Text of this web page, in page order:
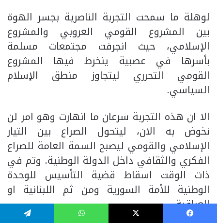
لوهلة ما سمحت التجربة الناصرية بجسر الهوة
بين المشروع القومي العروبي والمشروع
الإسلامي، حيث انجرفت مجتمعات مسلمة
بأسرها في عصبية ينخرط فيها المشروع
القومي التحرري ليتجاوز منطق الإسلام
السياسي.
الا ان هذه التجربة سرعان ما انهارت وهو امر لن
نخوض به الان، ليتحول الصراع بين التيار
الإسلامي والقومي ليصبح السمة العامة للصراع
الفكري والثقافي داخل الدولة الوطنية. وتم في
ذات الوقت اسقاط قضية التأسيس للوحدة
الوطنية للأمة السورية ومن ثم اللبنانية او
العراقية.